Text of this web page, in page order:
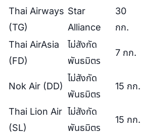
Thai Airways
(TG)
Star
Alliance
30
กก.
Thai AirAsia
(FD)
ไม่สังกัด
พันธมิตร
7 กก.
Nok Air (DD)
ไม่สังกัด
พันธมิตร
15 กก.
Thai Lion Air
(SL)
ไม่สังกัด
พันธมิตร
15 กก.